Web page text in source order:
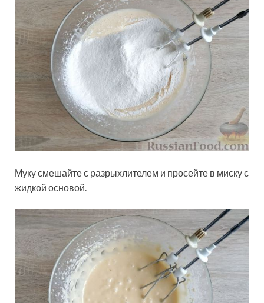
Муку смешайте с разрыхлителем и просейте в миску с
жидкой основой.